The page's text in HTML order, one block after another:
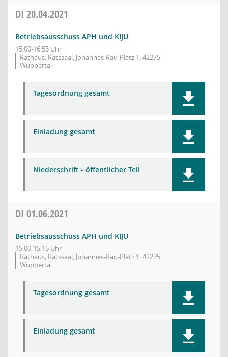
DI 20.04.2021
Betriebsausschuss APH und KIJU
15:00-16:55 Uhr
Rathaus, Ratssaal, Johannes-Rau-Platz 1, 42275
Wuppertal
Tagesordnung gesamt
Einladung gesamt
Niederschrift - öffentlicher Teil
DI 01.06.2021
Betriebsausschuss APH und KIJU
15:00-15:15 Uhr
Rathaus, Ratssaal, Johannes-Rau-Platz 1, 42275
Wuppertal
Tagesordnung gesamt
Einladung gesamt